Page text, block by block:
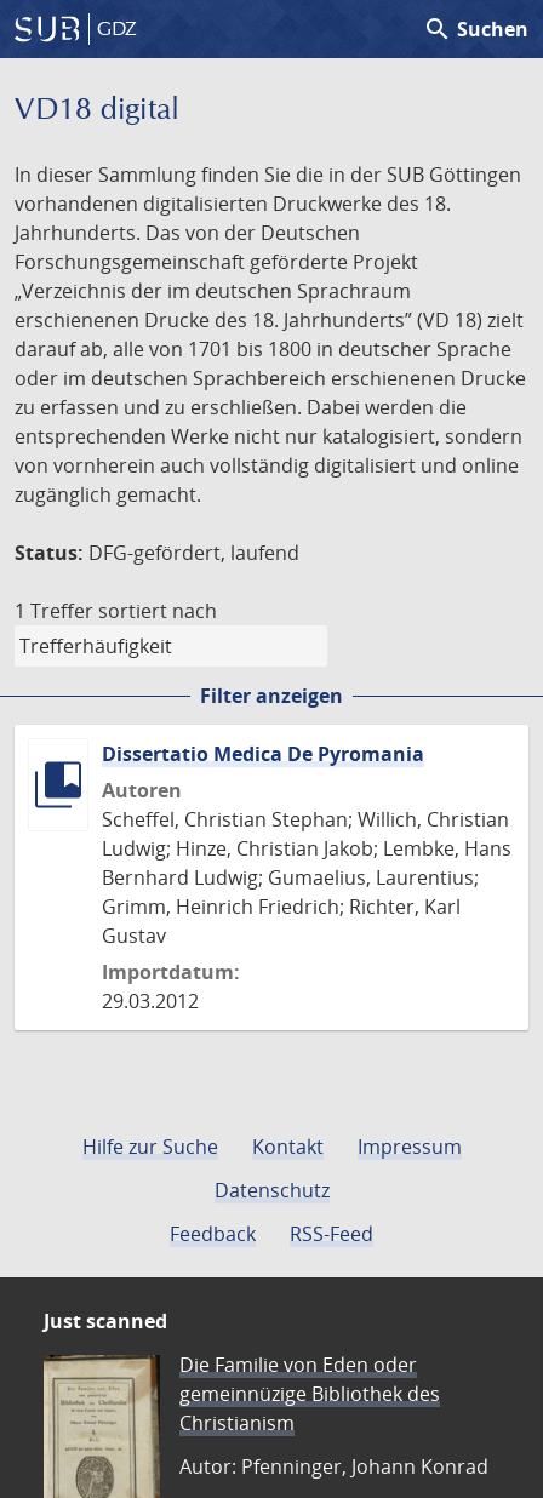
GDZ search Suchen
VD18 digital
In dieser Sammlung finden Sie die in der SUB Göttingen
vorhandenen digitalisierten Druckwerke des 18.
Jahrhunderts. Das von der Deutschen
Forschungsgemeinschaft geförderte Projekt
„Verzeichnis der im deutschen Sprachraum
erschienenen Drucke des 18. Jahrhunderts” (VD 18) zielt
darauf ab, alle von 1701 bis 1800 in deutscher Sprache
oder im deutschen Sprachbereich erschienenen Drucke
zu erfassen und zu erschließen. Dabei werden die
entsprechenden Werke nicht nur katalogisiert, sondern
von vornherein auch vollständig digitalisiert und online
zugänglich gemacht.
Status: DFG-gefördert, laufend
1 Treffer sortiert nach
Filter anzeigen
Dissertatio Medica De Pyromania
Autoren
Scheffel, Christian Stephan; Willich, Christian
Ludwig; Hinze, Christian Jakob; Lembke, Hans
Bernhard Ludwig; Gumaelius, Laurentius;
Grimm, Heinrich Friedrich; Richter, Karl
Gustav
Importdatum:
29.03.2012
Hilfe zur Suche Kontakt
Impressum
Datenschutz
Feedback
RSS-Feed
Just scanned
Die Familie von Eden oder
gemeinnüzige Bibliothek des
Christianism
Autor: Pfenninger, Johann Konrad